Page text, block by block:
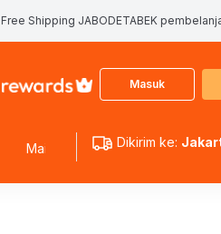
Free Shipping JABODETABEK
Masuk
Mainan Edukasi Mainan
Dikirim ke: